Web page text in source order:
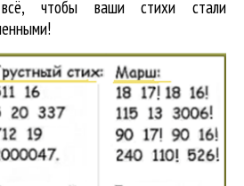
чтобы ваши стихи стали